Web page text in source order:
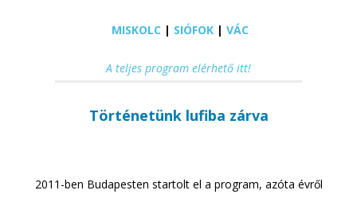
MISKOLC | SIÓFOK | VÁC
A teljes program elérhető itt!
Történetünk lufiba zárva
2011-ben Budapesten startolt el a program, azóta évről